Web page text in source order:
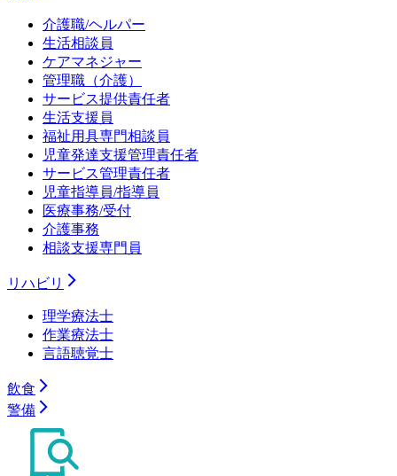
介護職/ヘルパー
生活相談員
ケアマネジャー
管理職（介護）
サービス提供責任者
生活支援員
福祉用具専門相談員
児童発達支援管理責任者
サービス管理責任者
児童指導員/指導員
医療事務/受付
介護事務
相談支援専門員
リハビリ
理学療法士
作業療法士
言語聴覚士
飲食
警備